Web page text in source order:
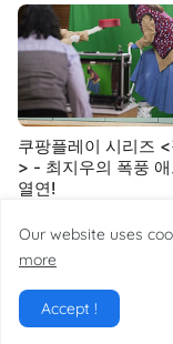
쿠팡플레이 시리즈
> - 최지우의 폭풍
열연!
Our website uses
more
Accept !